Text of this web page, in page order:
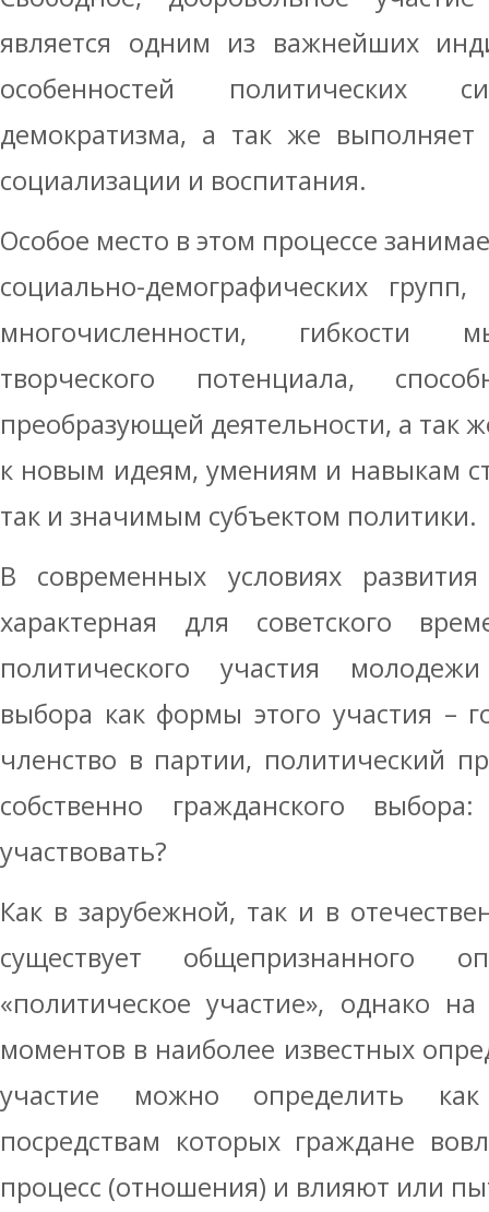
является одним из важнейших
особенностей политических
демократизма, а так же выполняет
социализации и воспитания.
Особое место в этом процессе
социально-демографических
многочисленности, гибкости
творческого потенциала,
преобразующей деятельности, а так
к новым идеям, умениям и навыкам
так и значимым субъектом политики.
В современных условиях развития
характерная для советского
политического участия
выбора как формы этого участия –
членство в партии, политический
собственно гражданского
участвовать?
Как в зарубежной, так и в
существует общепризнанного
«политическое участие», однако
моментов в наиболее известных
участие можно определить
посредствам которых граждане
процесс (отношения) и влияют или